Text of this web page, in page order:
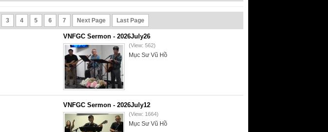
3 4 5 6 7 Next Page Last Page
VNFGC Sermon - 2026July26
(View: 562)
Mục Sư Vũ Hồ
VNFGC Sermon - 2026July12
(View: 1664)
Mục Sư Vũ Hồ